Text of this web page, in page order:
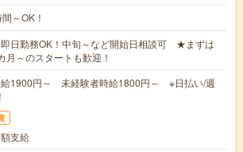
～OK！
即日勤務OK！中旬～など開始日相談可 ★まずは
月～のスタートも歓迎！
給1900円～ 未経験者時給1800円～ ※日払い/週
支給